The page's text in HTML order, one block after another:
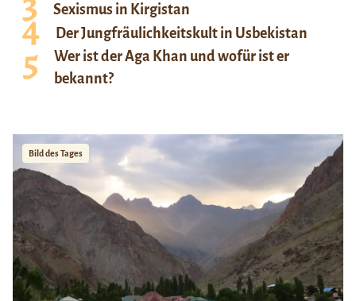
Sexismus in Kirgistan
Der Jungfräulichkeitskult in Usbekistan
Wer ist der Aga Khan und wofür ist er
bekannt?
Bild des Tages